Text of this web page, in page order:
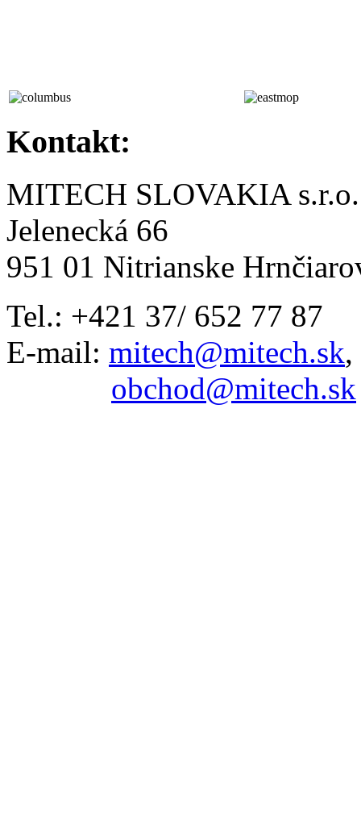
Kontakt:
MITECH SLOVAKIA s.r.o.
Jelenecká 66
951 01 Nitrianske
Tel.: +421 37/ 652 77 87
E-mail: mitech@mitech.sk,
obchod@mitech.sk